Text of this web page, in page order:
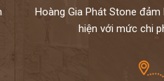
Hoàng Gia Phát Stone
hiện với mức chi